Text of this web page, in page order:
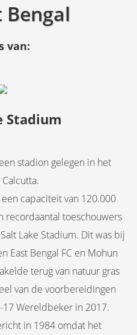
Bengal
van:
Stadium
stadion gelegen in het
capaciteit van 120.000
recordaantal toeschouwers
Lake Stadium. Dit was bij
East Bengal FC en Mohun
terug van natuur gras
van de voorbereidingen
Wereldbeker in 2017.
in 1984 omdat het